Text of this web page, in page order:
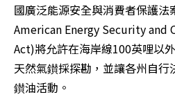
國廣泛能源安全與消費者保護
American Energy Security
Act)將允許在海岸線100英哩以
天然氣鑚採探勘，並讓各州自
鑚油活動。